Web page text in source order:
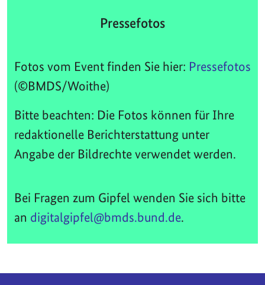
Pressefotos
Fotos vom Event finden Sie hier: Pressefotos
(©BMDS/Woithe)
Bitte beachten: Die Fotos können für Ihre
redaktionelle Berichterstattung unter
Angabe der Bildrechte verwendet werden.
Bei Fragen zum Gipfel wenden Sie sich bitte
an digitalgipfel@bmds.bund.de.